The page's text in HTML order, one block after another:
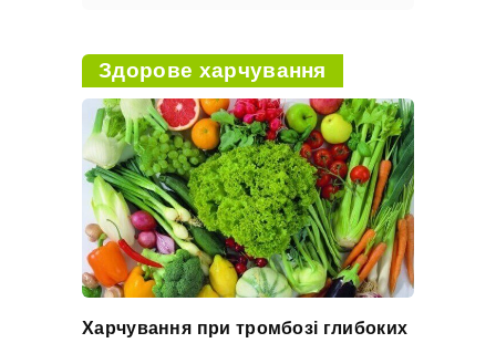
Здорове харчування
Харчування при тромбозі глибоких